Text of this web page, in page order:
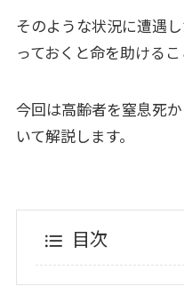
そのような状況に遭遇
っておくと命を助けるこ
今回は高齢者を窒息死
いて解説します。
目次